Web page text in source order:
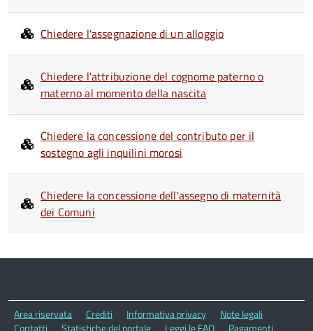
Chiedere l'assegnazione di un alloggio
Chiedere l'attribuzione del cognome paterno o
materno al momento della nascita
Chiedere la concessione del contributo per il
sostegno agli inquilini morosi
Chiedere la concessione dell'assegno di maternità
dei Comuni
Area riservata Crediti Informativa privacy
Note legali
Contatti
Statistiche del portale Leggi le FAQ Pagamenti